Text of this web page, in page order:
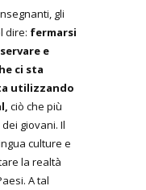
gli
dire: fermarsi
e
ci sta
utilizzando
ciò che più
giovani. Il
culture e
la realtà
A tal